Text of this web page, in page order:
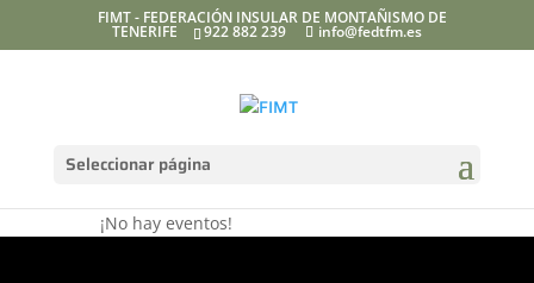
FIMT - FEDERACIÓN INSULAR DE MONTAÑISMO DE
TENERIFE 922 882 239 info@fedtfm.es
Seleccionar página
Senderismo
¡No hay eventos!